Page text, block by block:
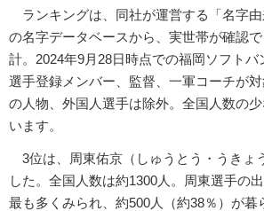
ランキングは、同社が運営する「名字由
の名字データベースから、実世帯が確認
計。2024年9月28日時点での福岡ソフト
選手登録メンバー、監督、一軍コーチが
の人物、外国人選手は除外。全国人数の
います。
3位は、周東佑京（しゅうとう・うきょ
した。全国人数は約1300人。周東選手の
最も多くみられ、約500人（約38％）が暮